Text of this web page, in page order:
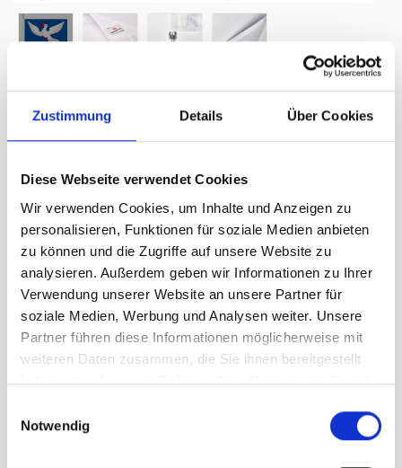
Zustimmung Details Über Cookies
Diese Webseite verwendet Cookies
Wir verwenden Cookies, um Inhalte und Anzeigen zu
personalisieren, Funktionen für soziale Medien anbieten
zu können und die Zugriffe auf unsere Website zu
analysieren. Außerdem geben wir Informationen zu Ihrer
Verwendung unserer Website an unsere Partner für
soziale Medien, Werbung und Analysen weiter. Unsere
Partner führen diese Informationen möglicherweise mit
weiteren Daten zusammen, die Sie ihnen bereitgestellt
haben oder die sie im Rahmen Ihrer Nutzung der Dienste
Notwendig
Bandiera comune, stampato,
Eschen-Nendeln / FL, 100 x 100 cm
110.20 CHF
Prezzo escluso 8.1% IVA: 119.15 CHF
sommario
Articolo no: A003549
Poly. I PLUS, (100% Polyester 165gr./m2), ritardante di fiamma, B1/DIN 4102,
3 lati con orlo cucito, laterale a sinistra con corda e moschettoni inossidabili,